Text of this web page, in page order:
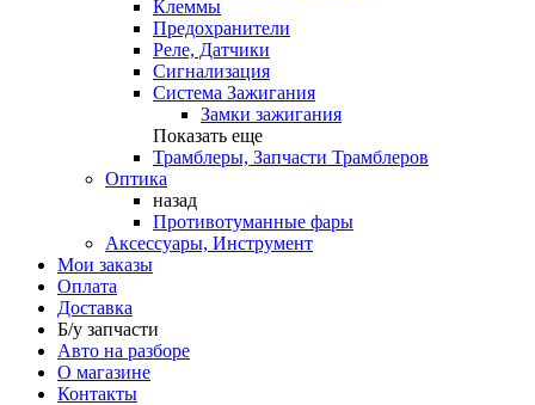
Клеммы
Предохранители
Реле, Датчики
Сигнализация
Система Зажигания
Замки зажигания
Показать еще
Трамблеры, Запчасти Трамблеров
Оптика
назад
Противотуманные фары
Аксессуары, Инструмент
Мои заказы
Оплата
Доставка
Б/у запчасти
Авто на разборе
О магазине
Контакты